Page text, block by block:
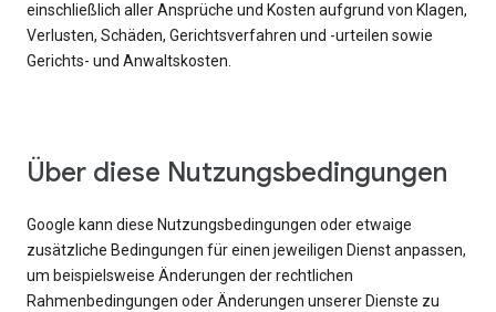
einschließlich aller Ansprüche und Kosten aufgrund von Klagen,
Verlusten, Schäden, Gerichtsverfahren und -urteilen sowie
Gerichts- und Anwaltskosten.
Über diese Nutzungsbedingungen
Google kann diese Nutzungsbedingungen oder etwaige
zusätzliche Bedingungen für einen jeweiligen Dienst anpassen,
um beispielsweise Änderungen der rechtlichen
Rahmenbedingungen oder Änderungen unserer Dienste zu